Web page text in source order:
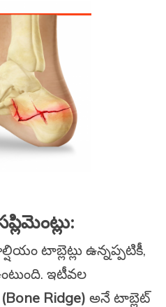
టాబ్లెట్లు ఉన్నప్పటికీ,
ఇటీవల
Ridge) అనే టాబ్లెట్